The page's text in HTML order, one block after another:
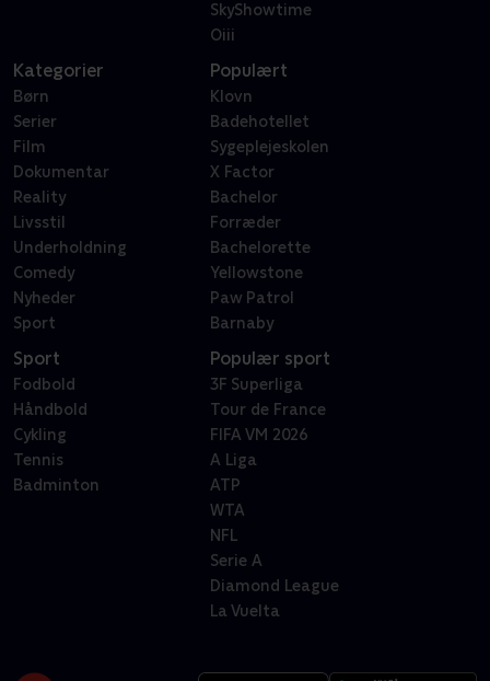
SkyShowtime
Oiii
Kategorier
Børn
Serier
Film
Dokumentar
Reality
Livsstil
Underholdning
Comedy
Nyheder
Sport
Populært
Klovn
Badehotellet
Sygeplejeskolen
X Factor
Bachelor
Forræder
Bachelorette
Yellowstone
Paw Patrol
Barnaby
Sport
Fodbold
Håndbold
Cykling
Tennis
Badminton
Populær sport
3F Superliga
Tour de France
FIFA VM 2026
A Liga
ATP
WTA
NFL
Serie A
Diamond League
La Vuelta